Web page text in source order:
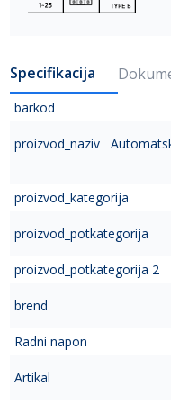
Specifikacija
barkod
proizvod_naziv
proizvod_kategorija
proizvod_potkategorija
proizvod_potkategorija 2
brend
Radni napon
Artikal